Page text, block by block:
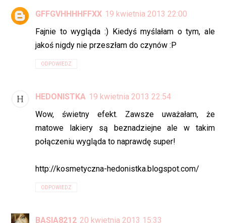
GFFGVHHHHFFXX 19 kwietnia 2013 22:00
Fajnie to wygląda :) Kiedyś myślałam o tym, ale
jakoś nigdy nie przeszłam do czynów :P
ODPOWIEDZ
HEDONISTKA 19 kwietnia 2013 22:54
Wow, świetny efekt. Zawsze uważałam, że
matowe lakiery są beznadziejne ale w takim
połączeniu wygląda to naprawdę super!
http://kosmetyczna-hedonistka.blogspot.com/
ODPOWIEDZ
BASIA8212 20 kwietnia 2013 15:33